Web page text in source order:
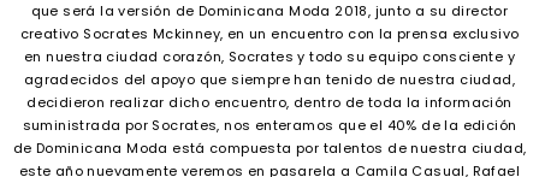
que será la versión de Dominicana Moda 2018, junto a su director
creativo Socrates Mckinney, en un encuentro con la prensa exclusivo
en nuestra ciudad corazón, Socrates y todo su equipo consciente y
agradecidos del apoyo que siempre han tenido de nuestra ciudad,
decidieron realizar dicho encuentro, dentro de toda la información
suministrada por Socrates, nos enteramos que el 40% de la edición
de Dominicana Moda está compuesta por talentos de nuestra ciudad,
este año nuevamente veremos en pasarela a Camila Casual, Rafael